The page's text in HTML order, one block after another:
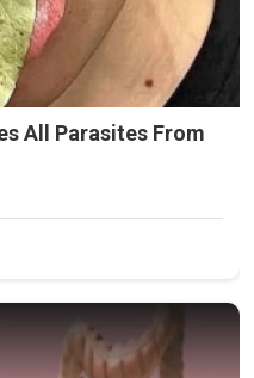
All Parasites From